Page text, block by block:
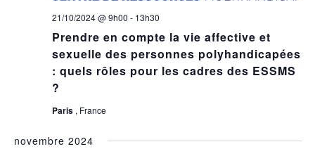
Prendre en compte la vie affective et
sexuelle des personnes polyhandicapées
: quels rôles pour les cadres des ESSMS
?
21/10/2024 @ 9h00 - 13h30
Paris , France
novembre 2024